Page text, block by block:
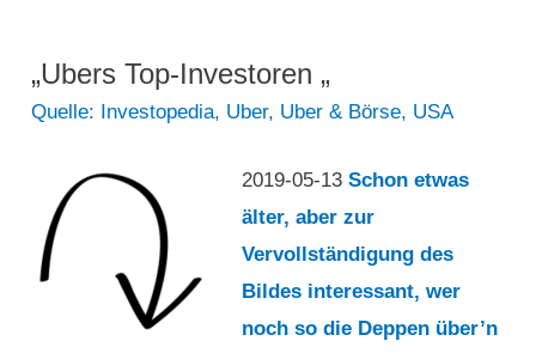
„Ubers Top-Investoren „
Quelle: Investopedia, Uber, Uber & Börse, USA
2019-05-13 Schon etwas
älter, aber zur
Vervollständigung des
Bildes interessant, wer
noch so die Deppen über’n